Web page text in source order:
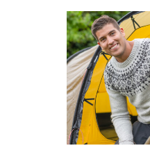
LATEST
STORIES